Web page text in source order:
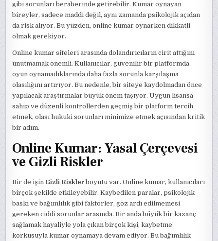
gibi sorunları beraberinde getirebilir. Kumar oynayan
bireyler, sadece maddi değil, aynı zamanda psikolojik açıdan
da risk alıyor. Bu yüzden, online kumar oynarken dikkatli
olmak gerekiyor.
Online kumar siteleri arasında dolandırıcıların cirit attığını
unutmamak önemli. Kullanıcılar, güvenilir bir platformda
oyun oynamadıklarında daha fazla sorunla karşılaşma
olasılığını artırıyor. Bu nedenle, bir siteye kaydolmadan önce
yapılacak araştırmalar büyük önem taşıyor. Uygun lisansa
sahip ve düzenli kontrollerden geçmiş bir platform tercih
etmek, olası hukuki sorunları minimize etmek açısından kritik
bir adım.
Online Kumar: Yasal Çerçevesi
ve Gizli Riskler
Bir de işin Gizli Risklerboyutu var. Online kumar, kullanıcıları
birçok şekilde etkileyebilir. Kaybedilen paralar, psikolojik
baskı ve bağımlılık gibi faktörler, göz ardı edilmemesi
gereken ciddi sorunlar arasında. Bir anda büyük bir kazanç
sağlamak hayaliyle yola çıkan birçok kişi, kaybetme
korkusuyla kumar oynamaya devam ediyor. Bu bağımlılık